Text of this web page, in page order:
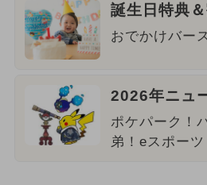
誕生日特典
おでかけバー
2026年ニュ
ポケパーク！
弟！eスポーツ